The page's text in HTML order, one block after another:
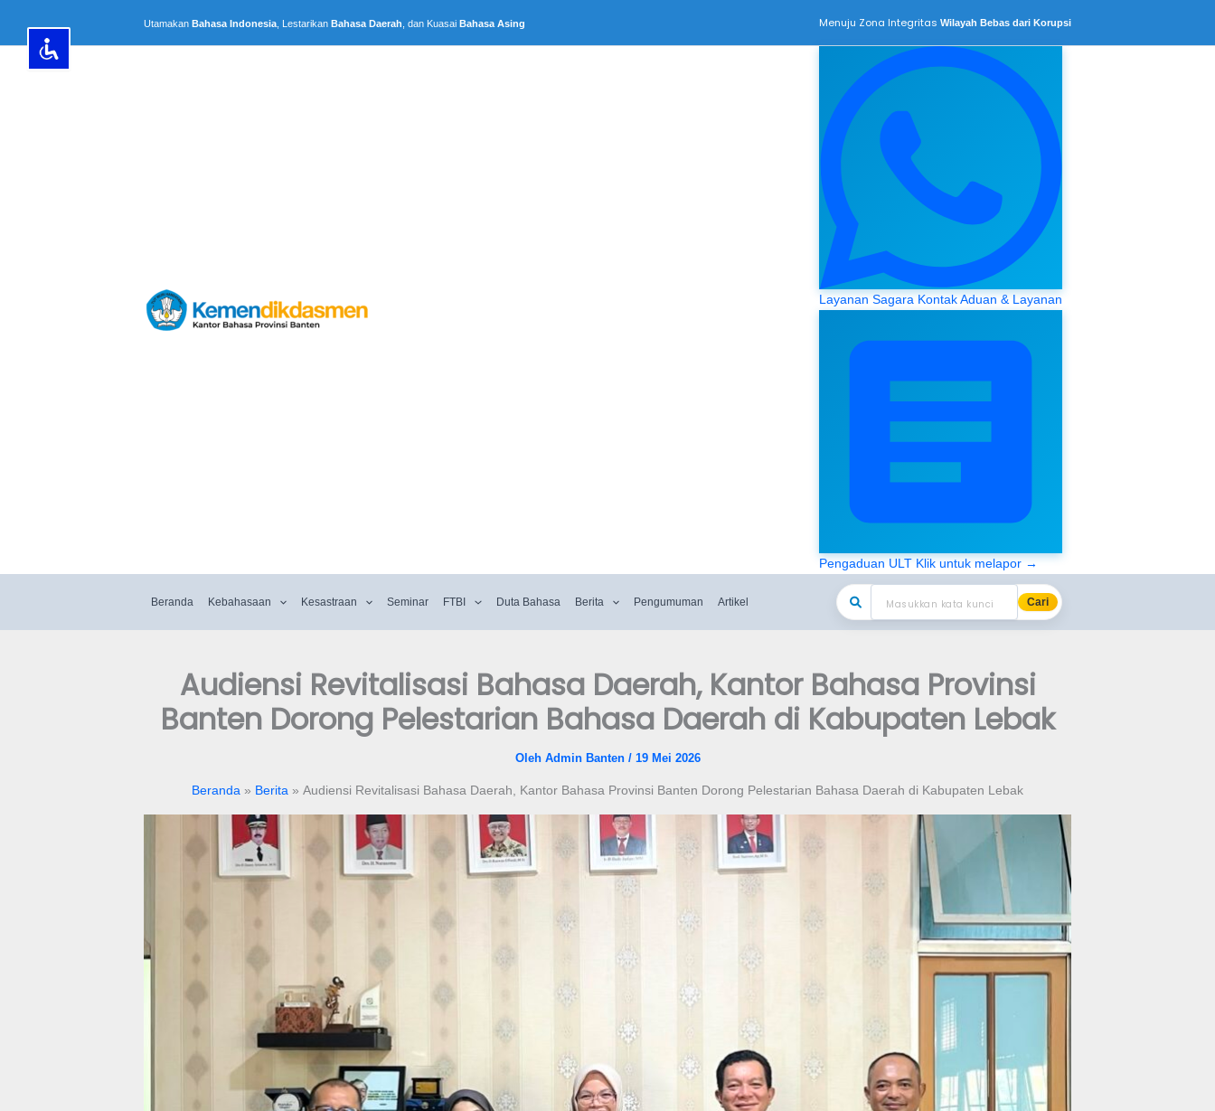
konten
Utamakan Bahasa Indonesia , Lestarikan Bahasa Daerah , dan Kuasai Bahasa Asing Menuju Zona Integritas Wilayah Bebas dari Korupsi
Layanan Sagara Kontak Aduan & Layanan
Pengaduan ULT Klik untuk melapor →
Beranda Kebahasaan Kesastraan Seminar FTBI Duta Bahasa Berita Pengumuman Artikel Cari
Audiensi Revitalisasi Bahasa Daerah, Kantor Bahasa Provinsi
Banten Dorong Pelestarian Bahasa Daerah di Kabupaten Lebak
Oleh Admin Banten / 19 Mei 2026
Beranda Berita Audiensi Revitalisasi Bahasa Daerah, Kantor Bahasa Provinsi Banten Dorong Pelestarian Bahasa Daerah di Kabupaten Lebak